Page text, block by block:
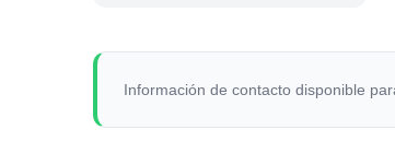
Información de contacto disponible